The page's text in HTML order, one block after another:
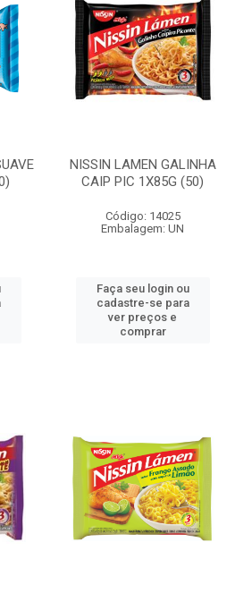
NISSIN LAMEN GALINHA
CAIP PIC 1X85G (50)
Código: 14025
Embalagem: UN
Faça seu login ou
cadastre-se para
ver preços e
comprar